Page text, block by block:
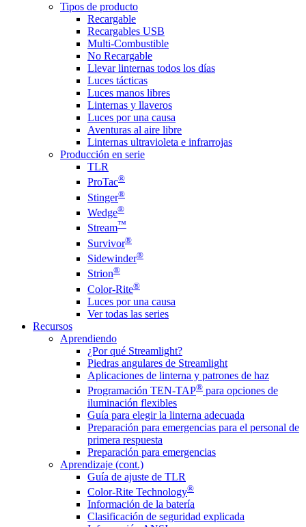
Tipos de producto
Recargable
Recargables USB
Multi-Combustible
No Recargable
Llevar linternas todos los días
Luces tácticas
Luces manos libres
Linternas y llaveros
Luces por una causa
Aventuras al aire libre
Linternas ultravioleta e infrarrojas
Producción en serie
TLR
ProTac®
Stinger®
Wedge®
Stream™
Survivor®
Sidewinder®
Strion®
Color-Rite®
Luces por una causa
Ver todas las series
Recursos
Aprendiendo
¿Por qué Streamlight?
Piedras angulares de Streamlight
Aplicaciones de linterna y patrones de haz
Programación TEN-TAP® para opciones de
iluminación flexibles
Guía para elegir la linterna adecuada
Preparación para emergencias para el personal de
primera respuesta
Preparación para emergencias
Aprendizaje (cont.)
Guía de ajuste de TLR
Color-Rite Technology®
Información de la batería
Clasificación de seguridad explicada